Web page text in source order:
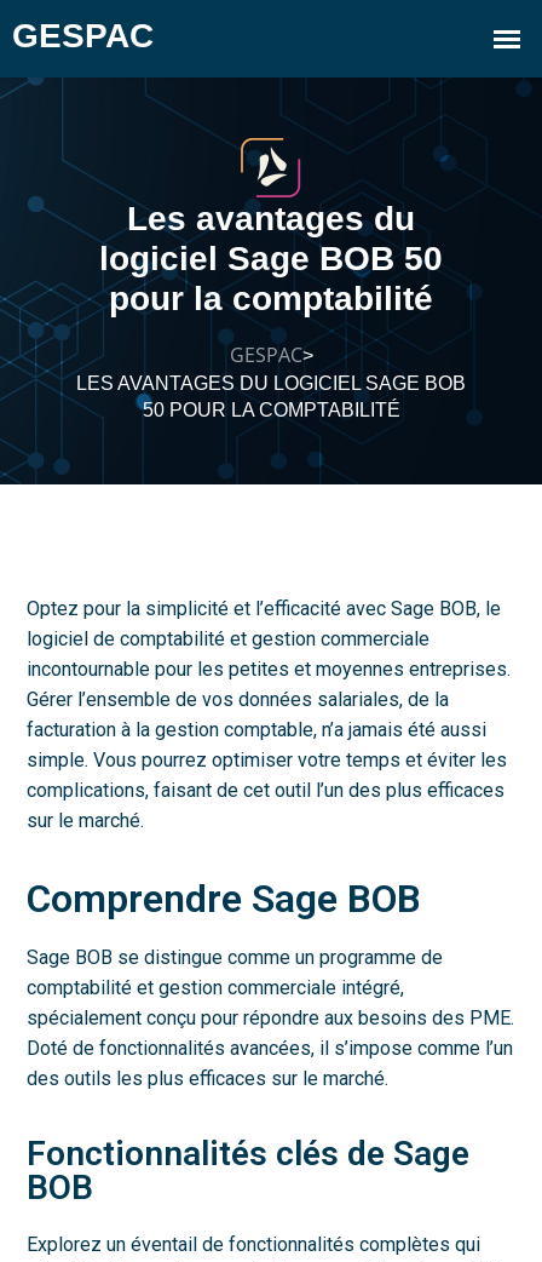
Les avantages du
logiciel Sage BOB 50
pour la comptabilité
GESPAC>
LES AVANTAGES DU LOGICIEL SAGE BOB
50 POUR LA COMPTABILITÉ
Optez pour la simplicité et l’efficacité avec Sage BOB, le
logiciel de comptabilité et gestion commerciale
incontournable pour les petites et moyennes entreprises.
Gérer l’ensemble de vos données salariales, de la
facturation à la gestion comptable, n’a jamais été aussi
simple. Vous pourrez optimiser votre temps et éviter les
complications, faisant de cet outil l’un des plus efficaces
sur le marché.
Comprendre Sage BOB
Sage BOB se distingue comme un programme de
comptabilité et gestion commerciale intégré,
spécialement conçu pour répondre aux besoins des PME.
Doté de fonctionnalités avancées, il s’impose comme l’un
des outils les plus efficaces sur le marché.
Fonctionnalités clés de Sage
BOB
Explorez un éventail de fonctionnalités complètes qui